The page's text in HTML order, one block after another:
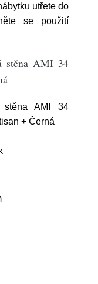
utřete do
se použití
stěna AMI 34
stěna AMI 34
+ Černá